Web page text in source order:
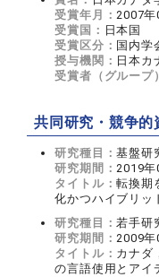
受賞年月：2007年
受賞国： 日本国
受賞区分： 国内学
授与機関： 日本カ
受賞者（グループ
共同研究・競争的
研究種目：基盤研
研究期間：2019年
タイトル：転換期
化かつハイブリッ
研究種目：若手研
研究期間：2009年
タイトル： カナダ
の言語使用とアイ